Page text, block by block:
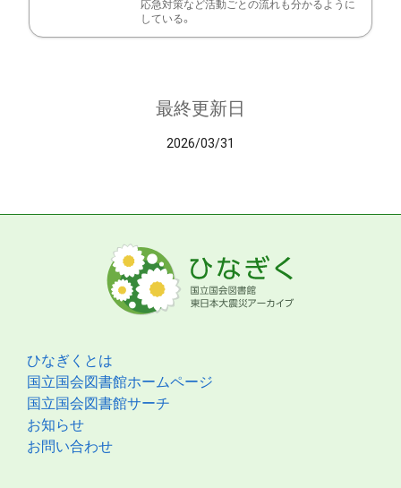
応急対策など活動ごとの流れも分かるように
している。
最終更新日
2026/03/31
ひなぎくとは
国立国会図書館ホームページ
国立国会図書館サーチ
お知らせ
お問い合わせ